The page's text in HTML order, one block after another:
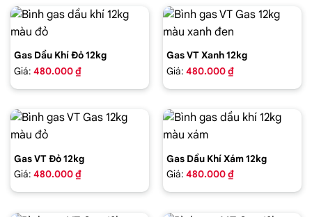
Gas Dầu Khí Đỏ 12kg
Giá: 480.000 ₫
Gas VT Xanh 12kg
Giá: 480.000 ₫
Gas VT Đỏ 12kg
Giá: 480.000 ₫
Gas Dầu Khí Xám 12kg
Giá: 480.000 ₫